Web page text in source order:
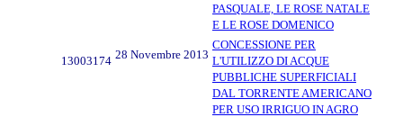
PASQUALE, LE ROSE NATALE
E LE ROSE DOMENICO
13003174 28 Novembre 2013
CONCESSIONE PER
L'UTILIZZO DI ACQUE
PUBBLICHE SUPERFICIALI
DAL TORRENTE AMERICANO
PER USO IRRIGUO IN AGRO